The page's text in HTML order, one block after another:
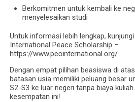
Berkomitmen untuk kembali ke
menyelesaikan studi
Untuk informasi lebih lengkap, kunjungi
International Peace Scholarship –
https://www.peointernational.org/
Dengan empat pilihan beasiswa di
batasan usia memiliki peluang besar
S2-S3 ke luar negeri tanpa biaya
kesempatan ini!